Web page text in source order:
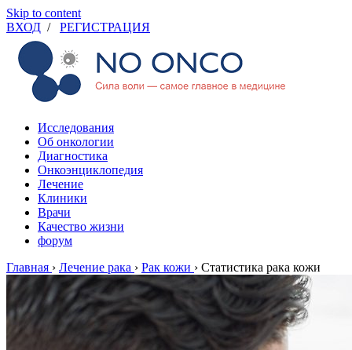
Skip to content
ВХОД / РЕГИСТРАЦИЯ
Исследования
Об онкологии
Диагностика
Онкоэнциклопедия
Лечение
Клиники
Врачи
Качество жизни
форум
Главная › Лечение рака › Рак кожи › Статистика рака кожи